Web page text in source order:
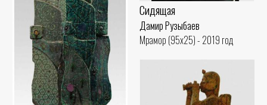
Сидящая
Дамир Рузыбаев
Мрамор (95x25) - 2019 год